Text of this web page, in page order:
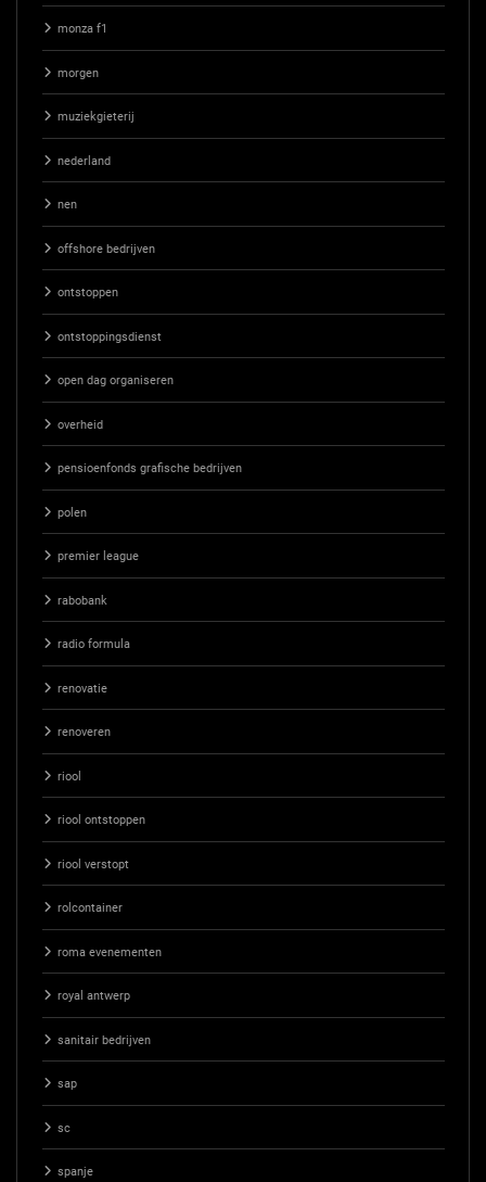
monza f1
morgen
muziekgieterij
nederland
nen
offshore bedrijven
ontstoppen
ontstoppingsdienst
open dag organiseren
overheid
pensioenfonds grafische bedrijven
polen
premier league
rabobank
radio formula
renovatie
renoveren
riool
riool ontstoppen
riool verstopt
rolcontainer
roma evenementen
royal antwerp
sanitair bedrijven
sap
sc
spanje